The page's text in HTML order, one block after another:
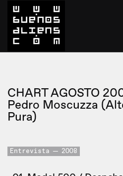
CHART AGOSTO
Pedro Moscuzza
Pura)
Entrevista 2008